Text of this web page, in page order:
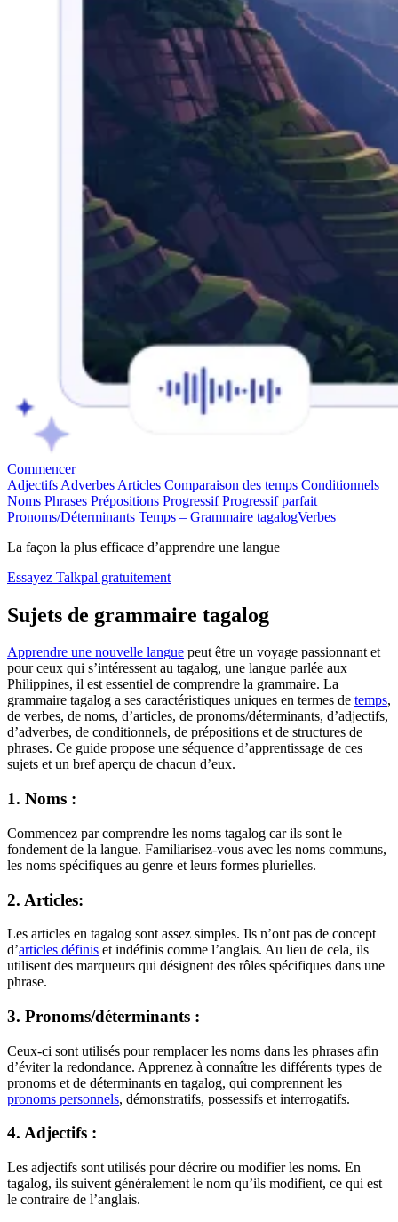
Commencer
Adjectifs Adverbes Articles Comparaison des temps Conditionnels
Noms Phrases Prépositions ProgressifProgressif parfait
Pronoms/Déterminants Temps – Grammaire tagalogVerbes
La façon la plus efficace d’apprendre une langue
Essayez Talkpal gratuitement
Sujets de grammaire tagalog
Apprendre une nouvelle langue peut être un voyage passionnant et
pour ceux qui s’intéressent au tagalog, une langue parlée aux
Philippines, il est essentiel de comprendre la grammaire. La
grammaire tagalog a ses caractéristiques uniques en termes de temps,
de verbes, de noms, d’articles, de pronoms/déterminants, d’adjectifs,
d’adverbes, de conditionnels, de prépositions et de structures de
phrases. Ce guide propose une séquence d’apprentissage de ces
sujets et un bref aperçu de chacun d’eux.
1. Noms :
Commencez par comprendre les noms tagalog car ils sont le
fondement de la langue. Familiarisez-vous avec les noms communs,
les noms spécifiques au genre et leurs formes plurielles.
2. Articles:
Les articles en tagalog sont assez simples. Ils n’ont pas de concept
d’articles définis et indéfinis comme l’anglais. Au lieu de cela, ils
utilisent des marqueurs qui désignent des rôles spécifiques dans une
phrase.
3. Pronoms/déterminants :
Ceux-ci sont utilisés pour remplacer les noms dans les phrases afin
d’éviter la redondance. Apprenez à connaître les différents types de
pronoms et de déterminants en tagalog, qui comprennent les
pronoms personnels, démonstratifs, possessifs et interrogatifs.
4. Adjectifs :
Les adjectifs sont utilisés pour décrire ou modifier les noms. En
tagalog, ils suivent généralement le nom qu’ils modifient, ce qui est
le contraire de l’anglais.